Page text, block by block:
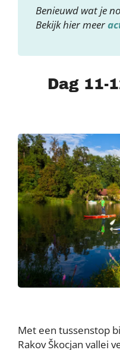
Benieuwd wat je
Bekijk hier meer
Dag 11-
Met een tussenstop
Rakov Škocjan vallei